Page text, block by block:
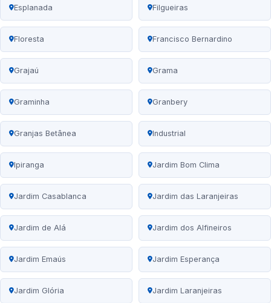
Esplanada Filgueiras
Floresta Francisco Bernardino
Grajaú Grama
Graminha Granbery
Granjas Betânea Industrial
Ipiranga Jardim Bom Clima
Jardim Casablanca Jardim das Laranjeiras
Jardim de Alá Jardim dos Alfineiros
Jardim Emaús Jardim Esperança
Jardim Glória Jardim Laranjeiras